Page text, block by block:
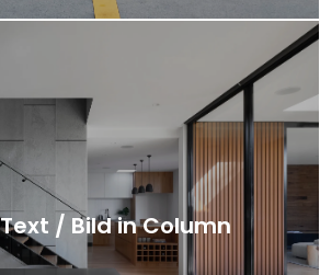
/ Bild in Column